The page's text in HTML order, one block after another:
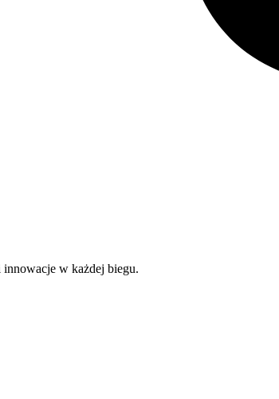
w każdej biegu.